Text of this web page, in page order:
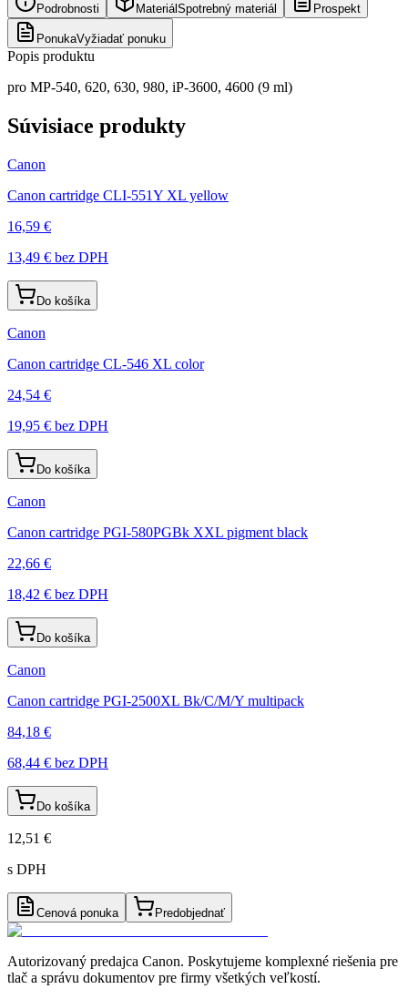
Podrobnosti Materiál Spotrebný materiál Prospekt
PonukaVyžiadať ponuku
Popis produktu
pro MP-540, 620, 630, 980, iP-3600, 4600 (9 ml)
Súvisiace produkty
Canon
Canon cartridge CLI-551Y XL yellow
16,59 €
13,49 € bez DPH
Do košíka
Canon
Canon cartridge CL-546 XL color
24,54 €
19,95 € bez DPH
Do košíka
Canon
Canon cartridge PGI-580PGBk XXL pigment black
22,66 €
18,42 € bez DPH
Do košíka
Canon
Canon cartridge PGI-2500XL Bk/C/M/Y multipack
84,18 €
68,44 € bez DPH
Do košíka
12,51 €
s DPH
Cenová ponuka Predobjednať
Autorizovaný predajca Canon. Poskytujeme komplexné riešenia pre
tlač a správu dokumentov pre firmy všetkých veľkostí.